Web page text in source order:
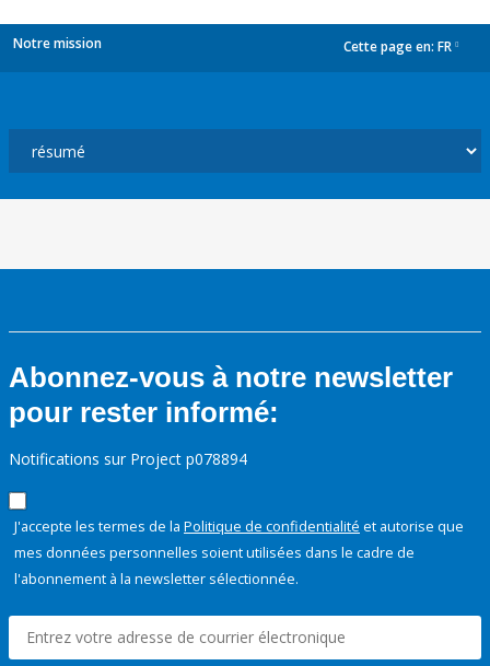
Notre mission Cette page en: FR
Abonnez-vous à notre newsletter
pour rester informé:
Notifications sur Project p078894
J'accepte les termes de la Politique de confidentialité et autorise que
mes données personnelles soient utilisées dans le cadre de
l'abonnement à la newsletter sélectionnée.